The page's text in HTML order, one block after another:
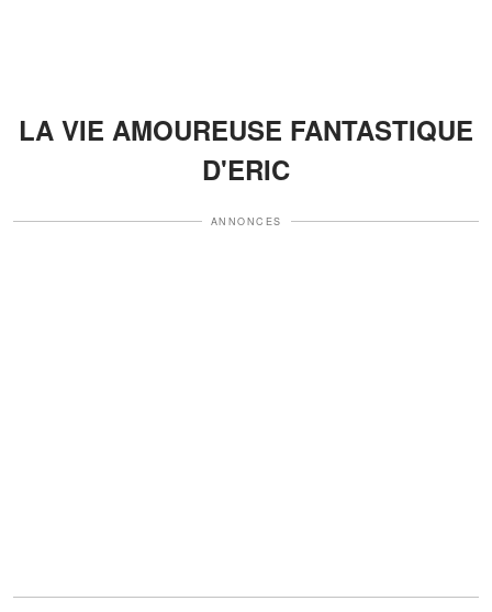
LA VIE AMOUREUSE FANTASTIQUE
D'ERIC
ANNONCES